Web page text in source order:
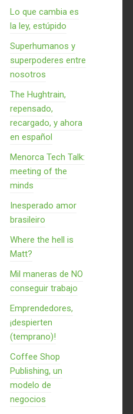
Lo que cambia es
la ley, estúpido
Superhumanos y
superpoderes entre
nosotros
The Hughtrain,
repensado,
recargado, y ahora
en español
Menorca Tech Talk:
meeting of the
minds
Inesperado amor
brasileiro
Where the hell is
Matt?
Mil maneras de NO
conseguir trabajo
Emprendedores,
¡despierten
(temprano)!
Coffee Shop
Publishing, un
modelo de
negocios